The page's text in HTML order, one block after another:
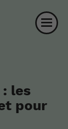
les
pour